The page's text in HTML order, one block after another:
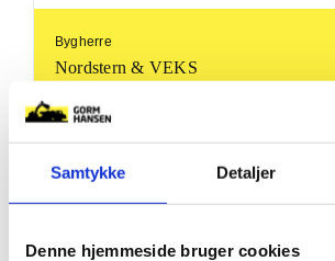
Samtykke Detaljer
Denne hjemmeside bruger cookies
Bygherre
Nordstern & VEKS
Periode
2022-2023